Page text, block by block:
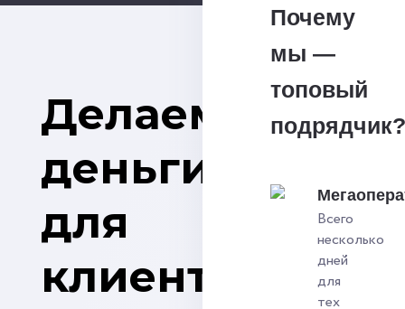
Делаем
деньги
для
клиентов
Почему
мы —
топовый
подрядчик?
Всего
несколько
дней
для
тех